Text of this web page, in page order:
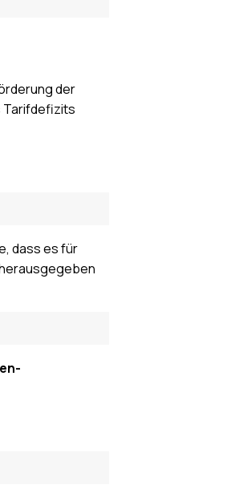
der
Tarifdefizits
dass es für